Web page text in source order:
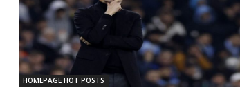
HOMEPAGE HOT POSTS